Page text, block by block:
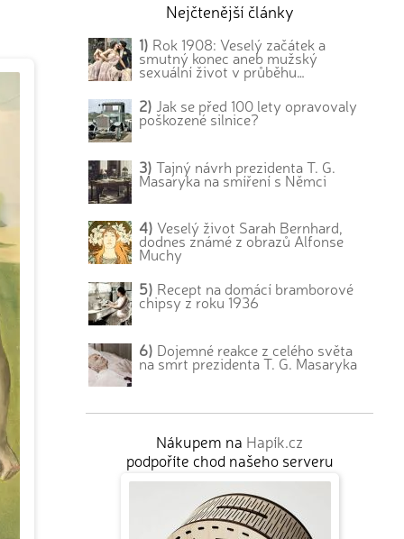
Nejčtenější články
1) Rok 1908: Veselý začátek a
smutný konec aneb mužský
sexuální život v průběhu…
2) Jak se před 100 lety opravovaly
poškozené silnice?
3) Tajný návrh prezidenta T. G.
Masaryka na smíření s Němci
4) Veselý život Sarah Bernhard,
dodnes známé z obrazů Alfonse
Muchy
5) Recept na domácí bramborové
chipsy z roku 1936
6) Dojemné reakce z celého světa
na smrt prezidenta T. G. Masaryka
Nákupem na Hapík.cz
podpoříte chod našeho serveru